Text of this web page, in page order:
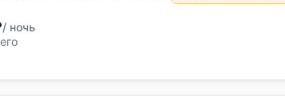
/ ночь